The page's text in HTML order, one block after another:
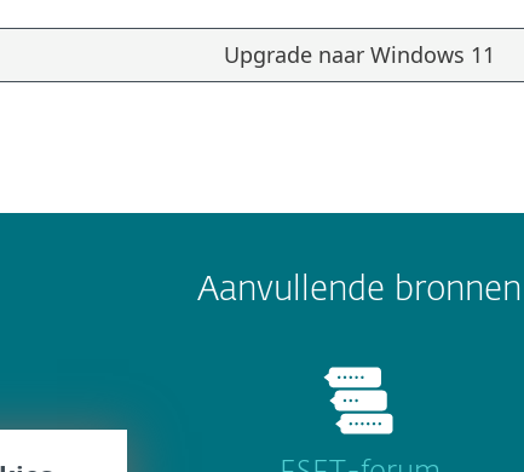
Upgrade naar Windows 11
Aanvullende bronnen